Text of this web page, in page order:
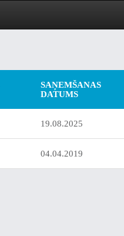
SAŅEMŠANAS
DATUMS
19.08.2025
04.04.2019